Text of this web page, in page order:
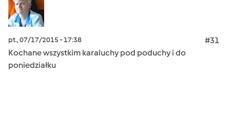
pt., 07/17/2015 - 17:38
#31
Kochane wszystkim karaluchy pod poduchy i do
poniedziałku